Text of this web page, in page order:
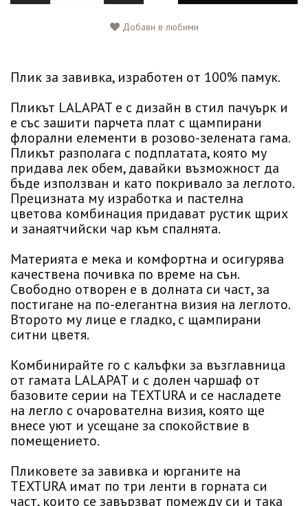
Добави в любими
Плик за завивка, изработен от 100% памук.
Пликът LALAPAT е с дизайн в стил пачуърк и
е със зашити парчета плат с щампирани
флорални елементи в розово-зелената гама.
Пликът разполага с подплатата, която му
придава лек обем, давайки възможност да
бъде използван и като покривало за леглото.
Прецизната му изработка и пастелна
цветова комбинация придават рустик щрих
и занаятчийски чар към спалнята.
Материята е мека и комфортна и осигурява
качествена почивка по време на сън.
Свободно отворен е в долната си част, за
постигане на по-елегантна визия на леглото.
Второто му лице е гладко, с щампирани
ситни цветя.
Комбинирайте го с калъфки за възглавница
от гамата LALAPAT и с долен чаршаф от
базовите серии на TEXTURA и се насладете
на легло с очарователна визия, която ще
внесе уют и усещане за спокойствие в
помещението.
Пликовете за завивка и юрганите на
TEXTURA имат по три ленти в горната си
част, които се завързват помежду си и така